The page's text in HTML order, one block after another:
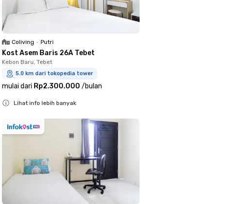
Coliving • Putri
Kost Asem Baris 26A Tebet
Kebon Baru, Tebet
5.0 km dari tokopedia tower
mulai dari Rp2.300.000 /bulan
Lihat info lebih banyak